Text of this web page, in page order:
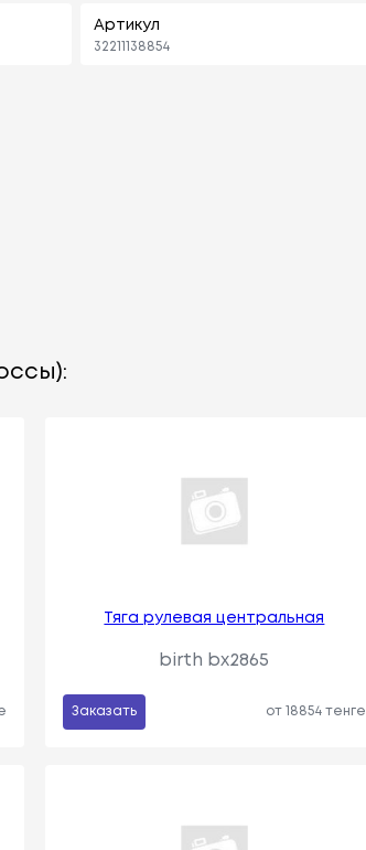
Артикул
32211138854
Тяга рулевая центральная
birth bx2865
Заказать от 18854 тенге